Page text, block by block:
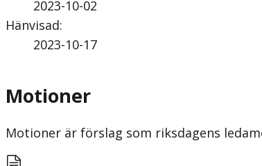
2023-10-02
Hänvisad:
2023-10-17
Motioner
Motioner är förslag som riksdagens